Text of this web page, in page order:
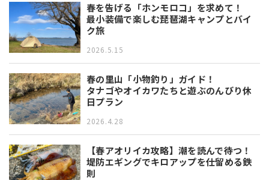
春を告げる「ホンモロコ」を求めて！
最小装備で楽しむ琵琶湖キャンプとバイ
ク旅
2026.5.15
春の里山「小物釣り」ガイド！
タナゴやオイカワたちと遊ぶのんびり休
日プラン
2026.4.28
【春アオリイカ攻略】潮を読んで待つ！
堤防エギングでキロアップを仕留める鉄
則